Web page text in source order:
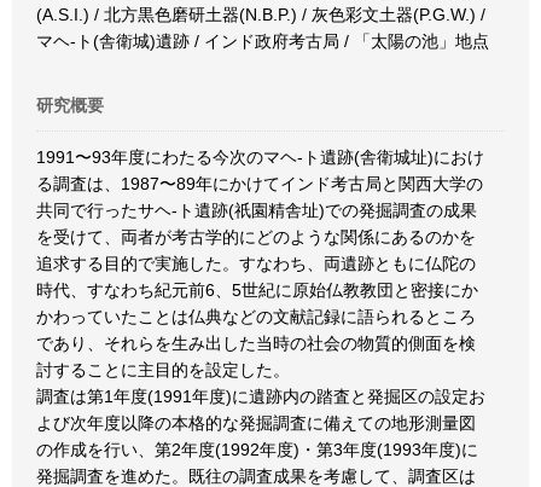
(A.S.I.) / 北方黒色磨研土器(N.B.P.) / 灰色彩文土器(P.G.W.) /
マヘ-ト(舎衛城)遺跡 / インド政府考古局 / 「太陽の池」地点
研究概要
1991〜93年度にわたる今次のマヘ-ト遺跡(舎衛城址)におけ
る調査は、1987〜89年にかけてインド考古局と関西大学の
共同で行ったサヘ-ト遺跡(祇園精舎址)での発掘調査の成果
を受けて、両者が考古学的にどのような関係にあるのかを
追求する目的で実施した。すなわち、両遺跡ともに仏陀の
時代、すなわち紀元前6、5世紀に原始仏教教団と密接にか
かわっていたことは仏典などの文献記録に語られるところ
であり、それらを生み出した当時の社会の物質的側面を検
討することに主目的を設定した。
調査は第1年度(1991年度)に遺跡内の踏査と発掘区の設定お
よび次年度以降の本格的な発掘調査に備えての地形測量図
の作成を行い、第2年度(1992年度)・第3年度(1993年度)に
発掘調査を進めた。既往の調査成果を考慮して、調査区は